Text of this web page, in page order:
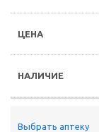
Выбрать аптеку